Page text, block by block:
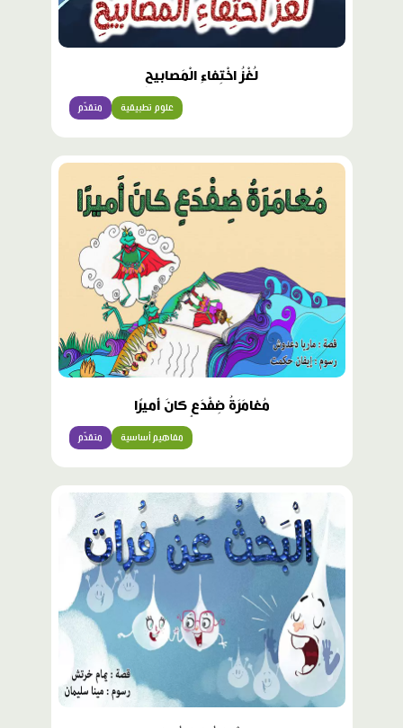
لُغْزُ اخْتِفاءِ الْمَصابيحِ
متقدّم علوم تطبيقية
مُغامَرَةُ ضِفْدَعٍ كانَ أَميرًا
متقدّم مفاهيم أساسية